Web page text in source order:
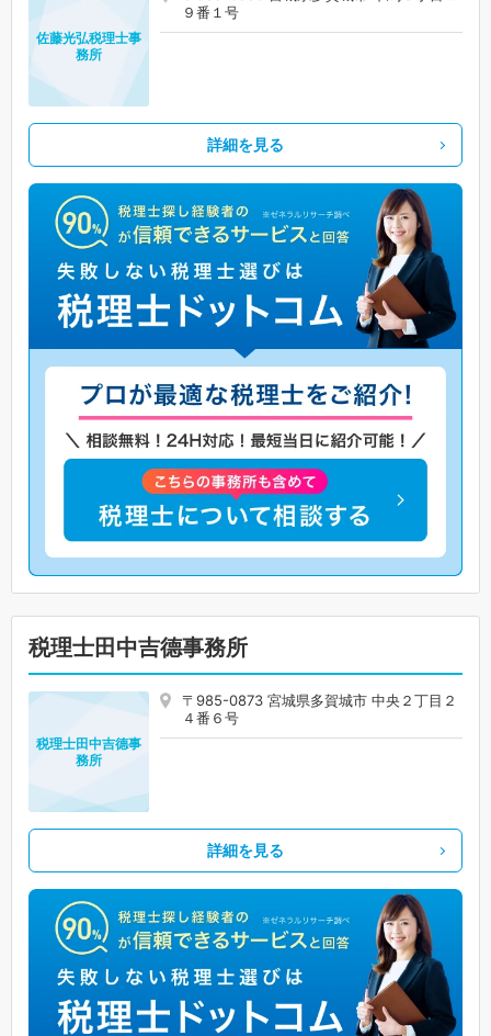
９番１号
佐藤光弘税理士事
務所
詳細を見る
税理士田中吉德事務所
〒985-0873 宮城県多賀城市 中央２丁目２
４番６号
税理士田中吉德事
務所
詳細を見る